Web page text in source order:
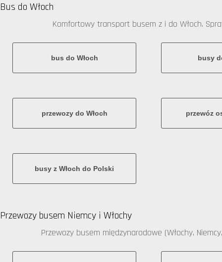
Bus do Włoch
Komfortowy transport busem z i do Włoch.
bus do Włoch busy
przewozy do Włoch przewóz
busy z Włoch do Polski
Przewozy busem Niemcy i Włochy
Przewozy busem międzynarodowe (Włochy,